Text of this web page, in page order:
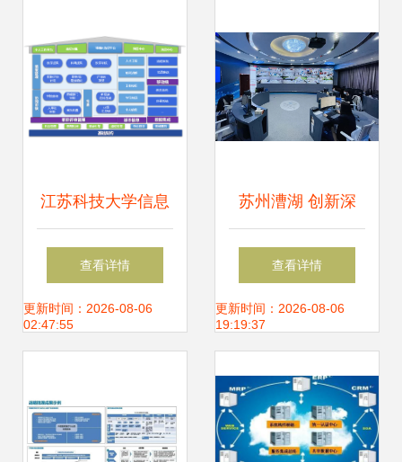
江苏科技大学信息
系统集成服务 推动
教育信息化的创新
查看详情
更新时间：2026-08-06
02:47:55
苏州漕湖 创新深
化“大网铁”机制，
激发基层治理强大
查看详情
更新时间：2026-08-06
19:19:37